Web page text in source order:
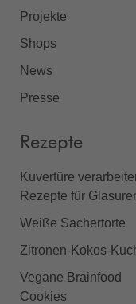
Projekte
Shops
News
Presse
Rezepte
Kuvertüre
Rezepte für
Weiße Sachertorte
Zitronen-Kokos-
Vegane Brainfood
Cookies